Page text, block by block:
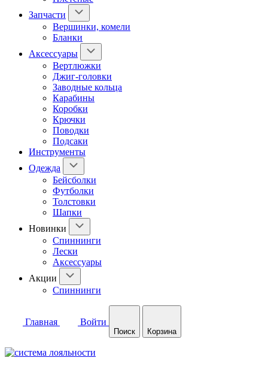
Запчасти
Вершинки, комели
Бланки
Аксессуары
Вертлюжки
Джиг-головки
Заводные кольца
Карабины
Коробки
Крючки
Поводки
Подсаки
Инструменты
Одежда
Бейсболки
Футболки
Толстовки
Шапки
Новинки
Спиннинги
Лески
Аксессуары
Акции
Спиннинги
Главная Войти
Поиск Корзина